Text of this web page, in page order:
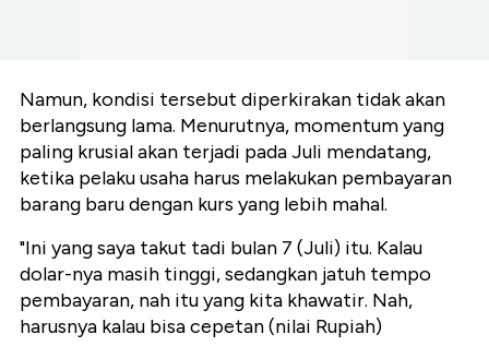
Namun, kondisi tersebut diperkirakan tidak akan
berlangsung lama. Menurutnya, momentum yang
paling krusial akan terjadi pada Juli mendatang,
ketika pelaku usaha harus melakukan pembayaran
barang baru dengan kurs yang lebih mahal.
"Ini yang saya takut tadi bulan 7 (Juli) itu. Kalau
dolar-nya masih tinggi, sedangkan jatuh tempo
pembayaran, nah itu yang kita khawatir. Nah,
harusnya kalau bisa cepetan (nilai Rupiah)